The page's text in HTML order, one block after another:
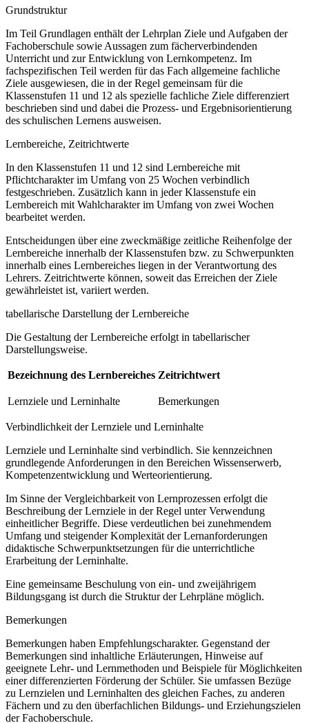
Grundstruktur
Im Teil Grundlagen enthält der Lehrplan Ziele und Aufgaben der
Fachoberschule sowie Aussagen zum fächerverbindenden
Unterricht und zur Entwicklung von Lernkompetenz. Im
fachspezifischen Teil werden für das Fach allgemeine fachliche
Ziele ausgewiesen, die in der Regel gemeinsam für die
Klassenstufen 11 und 12 als spezielle fachliche Ziele differenziert
beschrieben sind und dabei die Prozess- und Ergebnisorientierung
des schulischen Lernens ausweisen.
Lernbereiche, Zeitrichtwerte
In den Klassenstufen 11 und 12 sind Lernbereiche mit
Pflichtcharakter im Umfang von 25 Wochen verbindlich
festgeschrieben. Zusätzlich kann in jeder Klassenstufe ein
Lernbereich mit Wahlcharakter im Umfang von zwei Wochen
bearbeitet werden.
Entscheidungen über eine zweckmäßige zeitliche Reihenfolge der
Lernbereiche innerhalb der Klassenstufen bzw. zu Schwerpunkten
innerhalb eines Lernbereiches liegen in der Verantwortung des
Lehrers. Zeitrichtwerte können, soweit das Erreichen der Ziele
gewährleistet ist, variiert werden.
tabellarische Darstellung der Lernbereiche
Die Gestaltung der Lernbereiche erfolgt in tabellarischer
Darstellungsweise.
Bezeichnung des Lernbereiches Zeitrichtwert
Lernziele und Lerninhalte Bemerkungen
Verbindlichkeit der Lernziele und Lerninhalte
Lernziele und Lerninhalte sind verbindlich. Sie kennzeichnen
grundlegende Anforderungen in den Bereichen Wissenserwerb,
Kompetenzentwicklung und Werteorientierung.
Im Sinne der Vergleichbarkeit von Lernprozessen erfolgt die
Beschreibung der Lernziele in der Regel unter Verwendung
einheitlicher Begriffe. Diese verdeutlichen bei zunehmendem
Umfang und steigender Komplexität der Lernanforderungen
didaktische Schwerpunktsetzungen für die unterrichtliche
Erarbeitung der Lerninhalte.
Eine gemeinsame Beschulung von ein- und zweijährigem
Bildungsgang ist durch die Struktur der Lehrpläne möglich.
Bemerkungen
Bemerkungen haben Empfehlungscharakter. Gegenstand der
Bemerkungen sind inhaltliche Erläuterungen, Hinweise auf
geeignete Lehr- und Lernmethoden und Beispiele für Möglichkeiten
einer differenzierten Förderung der Schüler. Sie umfassen Bezüge
zu Lernzielen und Lerninhalten des gleichen Faches, zu anderen
Fächern und zu den überfachlichen Bildungs- und Erziehungszielen
der Fachoberschule.